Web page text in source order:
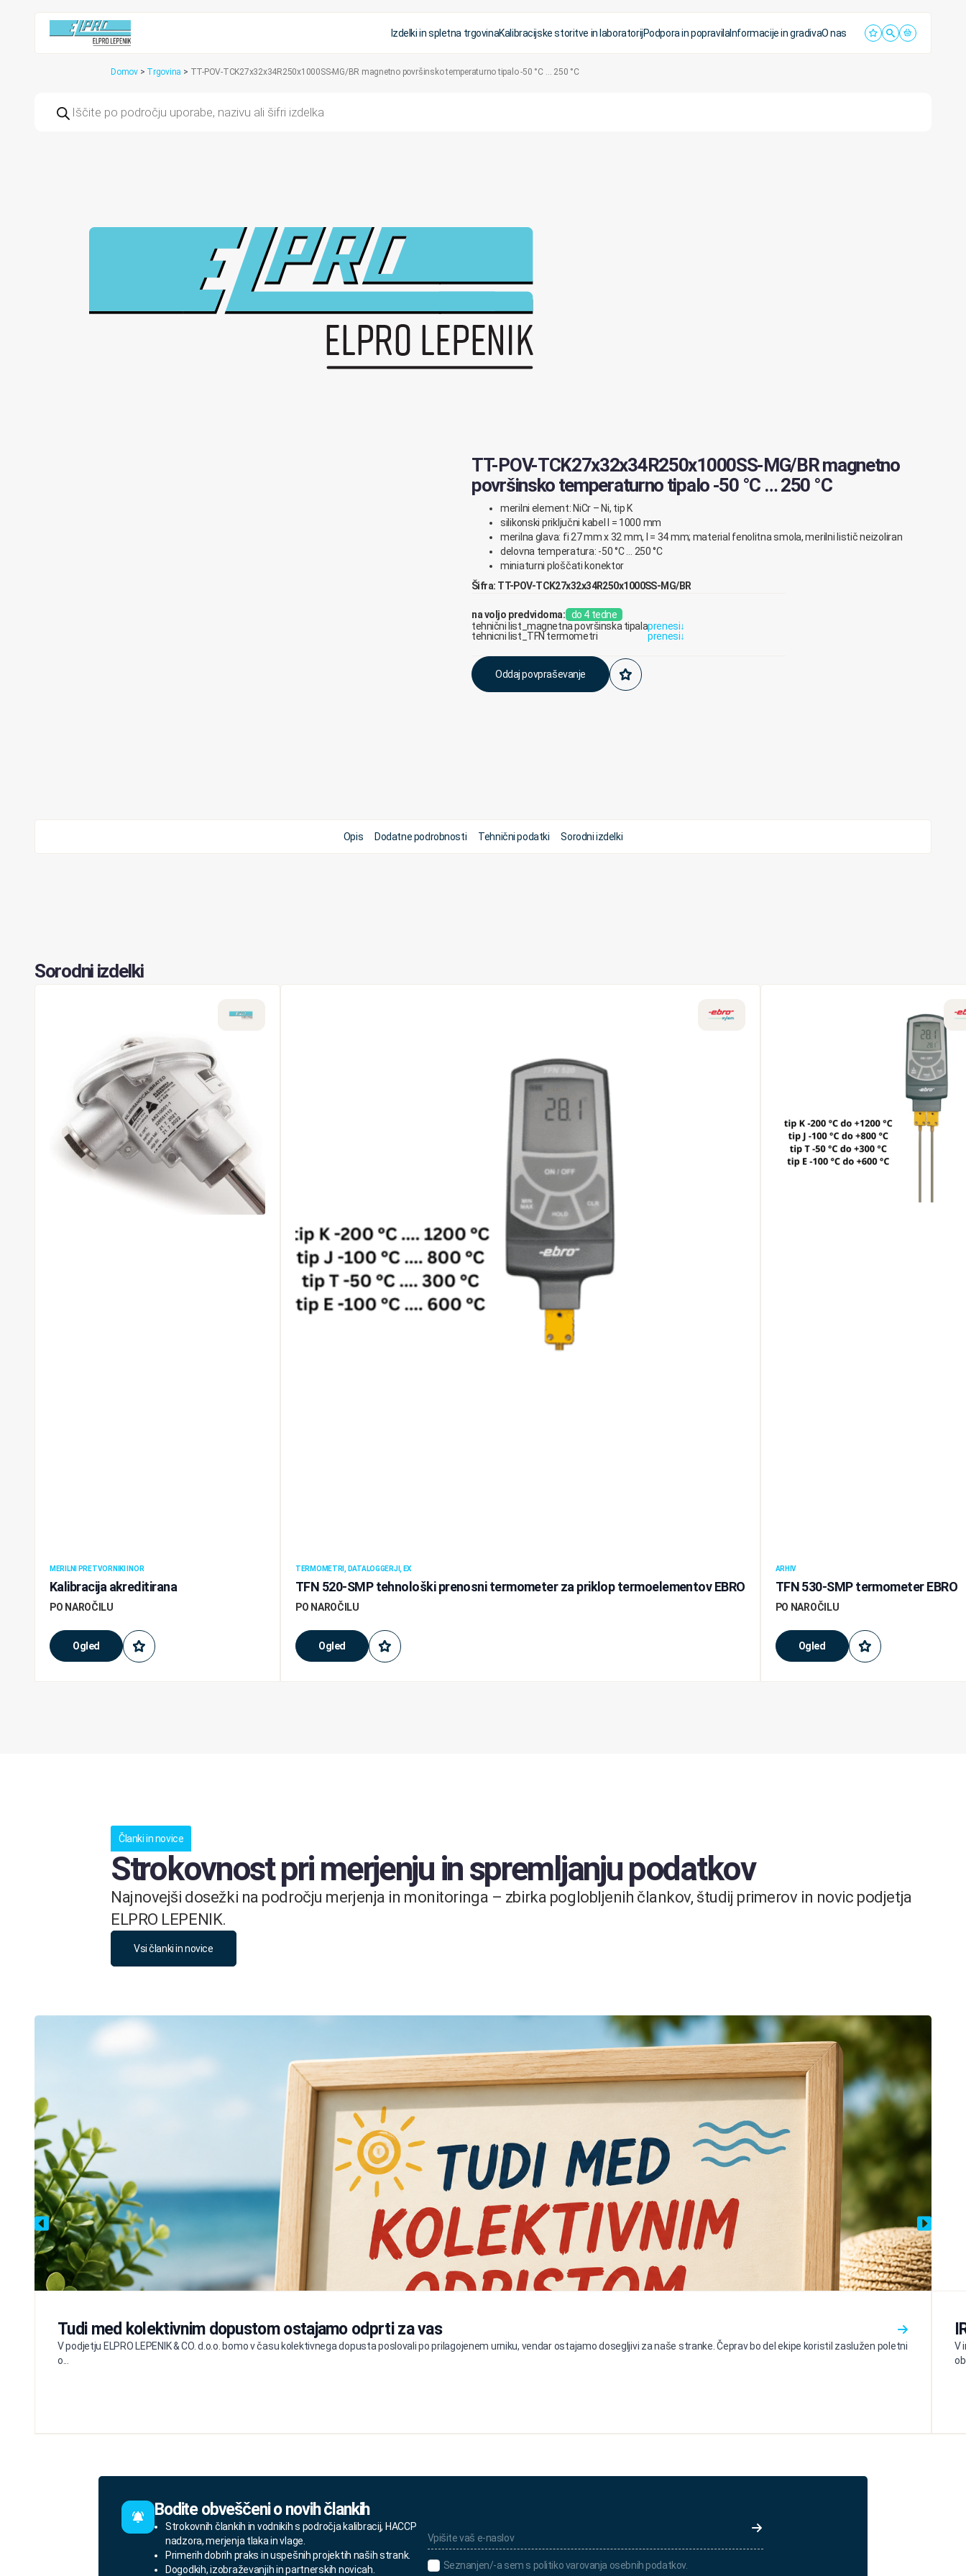
Izdelki in spletna trgovinaKalibracijske storitve in laboratorijPodpora in popravilaInformacije in gradivaO nas
Domov > Trgovina > TT-POV-TCK27x32x34R250x1000SS-MG/BR magnetno površinsko temperaturno tipalo -50 °C … 250 °C
search
TT-POV-TCK27x32x34R250x1000SS-MG/BR magnetno
površinsko temperaturno tipalo -50 °C … 250 °C
merilni element: NiCr – Ni, tip K
silikonski priključni kabel l = 1000 mm
merilna glava: fi 27 mm x 32 mm, l = 34 mm; material fenolitna smola, merilni listič neizoliran
delovna temperatura: -50 °C … 250 °C
miniaturni ploščati konektor
Šifra: TT-POV-TCK27x32x34R250x1000SS-MG/BR
na voljo predvidoma: do 4 tedne
tehnični list_magnetna površinska tipalaprenesi↓
tehnicni list_TFN termometri
prenesi↓
Oddaj povpraševanje
Opis Dodatne podrobnosti Tehnični podatki Sorodni izdelki
Sorodni izdelki
MERILNI PRETVORNIKI INOR
Kalibracija akreditirana
Ogled
PO NAROČILU
TERMOMETRI, DATALOGGERJI, EX
TFN 520-SMP tehnološki prenosni termometer za priklop termoelementov EBRO
Ogled
PO NAROČILU
ARHIV
TFN 530-SMP termometer EBRO
Ogled
PO NAROČILU
Članki in novice
Strokovnost pri merjenju in spremljanju podatkov
Najnovejši dosežki na področju merjenja in monitoringa – zbirka poglobljenih člankov, študij primerov in novic podjetja
ELPRO LEPENIK.
Vsi članki in novice
Tudi med kolektivnim dopustom ostajamo odprti za vas
V podjetju ELPRO LEPENIK & CO. d.o.o. bomo v času kolektivnega dopusta poslovali po prilagojenem urniku, vendar ostajamo dosegljivi za naše stranke. Čeprav bo del ekipe koristil zaslužen poletni
o...
V
Bodite obveščeni o novih člankih
Strokovnih člankih in vodnikih s področja kalibracij, HACCP
nadzora, merjenja tlaka in vlage.
Primerih dobrih praks in uspešnih projektih naših strank.
Dogodkih, izobraževanjih in partnerskih novicah.
vaš
e-
naslov
*
Seznanjen/-
Seznanjen/-a sem s politiko varovanja osebnih podatkov.